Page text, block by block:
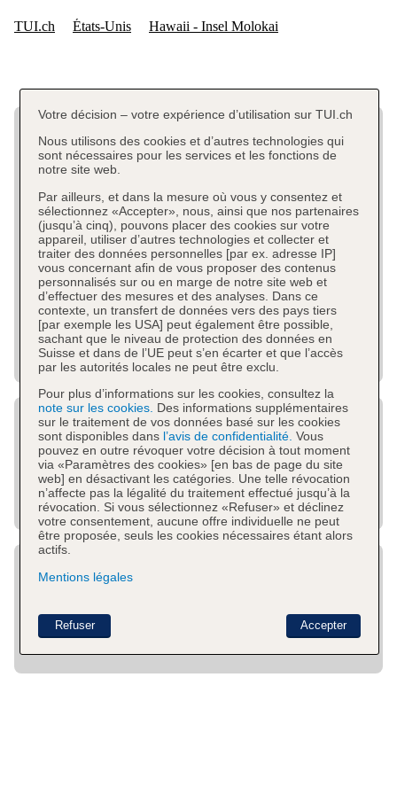
Votre décision – votre expérience d’utilisation sur TUI.ch
Nous utilisons des cookies et d’autres technologies qui
sont nécessaires pour les services et les fonctions de
notre site web.
Par ailleurs, et dans la mesure où vous y consentez et
sélectionnez «Accepter», nous, ainsi que nos partenaires
(jusqu’à cinq), pouvons placer des cookies sur votre
appareil, utiliser d’autres technologies et collecter et
traiter des données personnelles [par ex. adresse IP]
vous concernant afin de vous proposer des contenus
personnalisés sur ou en marge de notre site web et
d’effectuer des mesures et des analyses. Dans ce
contexte, un transfert de données vers des pays tiers
[par exemple les USA] peut également être possible,
sachant que le niveau de protection des données en
Suisse et dans de l’UE peut s’en écarter et que l’accès
par les autorités locales ne peut être exclu.
Pour plus d’informations sur les cookies, consultez la
note sur les cookies. Des informations supplémentaires
sur le traitement de vos données basé sur les cookies
sont disponibles dans l’avis de confidentialité. Vous
pouvez en outre révoquer votre décision à tout moment
via «Paramètres des cookies» [en bas de page du site
web] en désactivant les catégories. Une telle révocation
n’affecte pas la légalité du traitement effectué jusqu’à la
révocation. Si vous sélectionnez «Refuser» et déclinez
votre consentement, aucune offre individuelle ne peut
être proposée, seuls les cookies nécessaires étant alors
actifs.
Mentions légales
Accepter
Refuser